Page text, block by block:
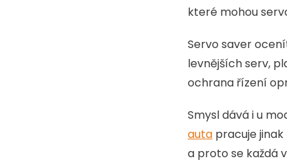
které mohou
Servo saver
levnějších serv,
ochrana řízení
Smysl dává i u
auta pracuje
a proto se každá